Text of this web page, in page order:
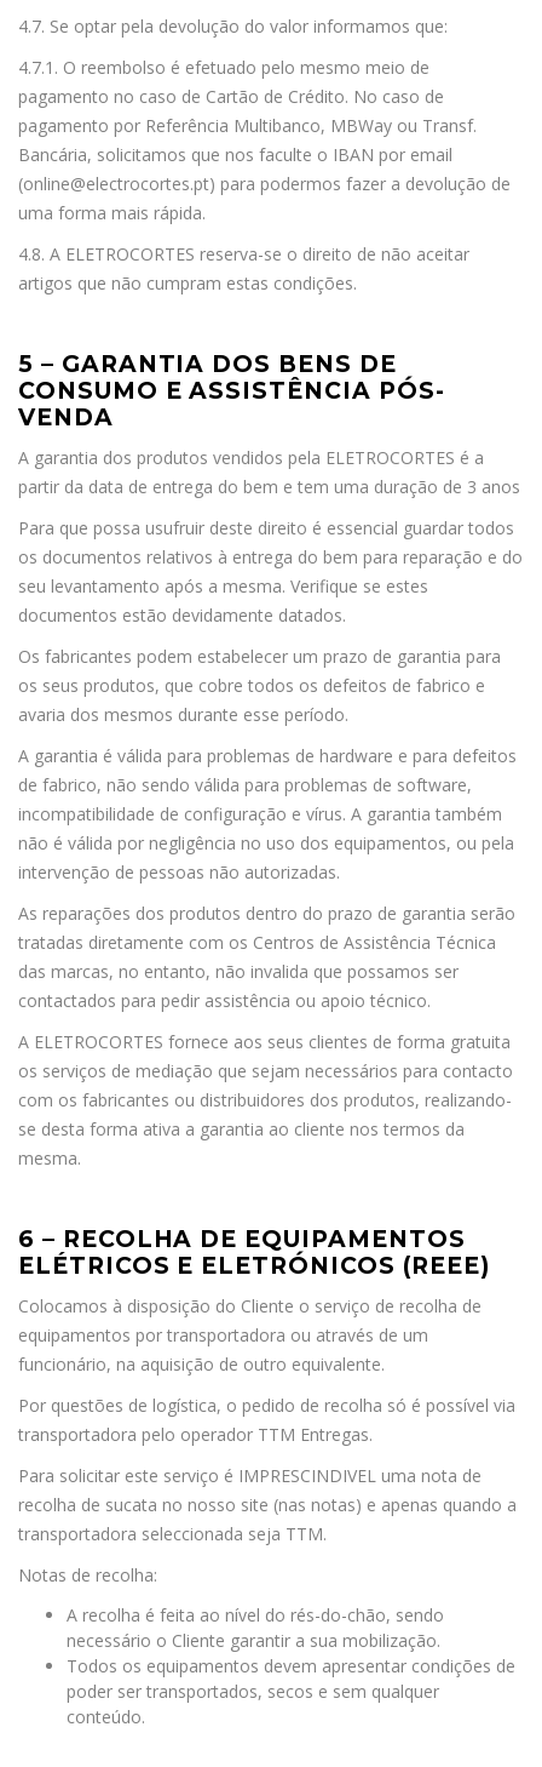
4.7. Se optar pela devolução do valor informamos que:
4.7.1. O reembolso é efetuado pelo mesmo meio de
pagamento no caso de Cartão de Crédito. No caso de
pagamento por Referência Multibanco, MBWay ou Transf.
Bancária, solicitamos que nos faculte o IBAN por email
(online@electrocortes.pt) para podermos fazer a devolução de
uma forma mais rápida.
4.8. A ELETROCORTES reserva-se o direito de não aceitar
artigos que não cumpram estas condições.
5 – GARANTIA DOS BENS DE
CONSUMO E ASSISTÊNCIA PÓS-
VENDA
A garantia dos produtos vendidos pela ELETROCORTES é a
partir da data de entrega do bem e tem uma duração de 3 anos
Para que possa usufruir deste direito é essencial guardar todos
os documentos relativos à entrega do bem para reparação e do
seu levantamento após a mesma. Verifique se estes
documentos estão devidamente datados.
Os fabricantes podem estabelecer um prazo de garantia para
os seus produtos, que cobre todos os defeitos de fabrico e
avaria dos mesmos durante esse período.
A garantia é válida para problemas de hardware e para defeitos
de fabrico, não sendo válida para problemas de software,
incompatibilidade de configuração e vírus. A garantia também
não é válida por negligência no uso dos equipamentos, ou pela
intervenção de pessoas não autorizadas.
As reparações dos produtos dentro do prazo de garantia serão
tratadas diretamente com os Centros de Assistência Técnica
das marcas, no entanto, não invalida que possamos ser
contactados para pedir assistência ou apoio técnico.
A ELETROCORTES fornece aos seus clientes de forma gratuita
os serviços de mediação que sejam necessários para contacto
com os fabricantes ou distribuidores dos produtos, realizando-
se desta forma ativa a garantia ao cliente nos termos da
mesma.
6 – RECOLHA DE EQUIPAMENTOS
ELÉTRICOS E ELETRÓNICOS (REEE)
Colocamos à disposição do Cliente o serviço de recolha de
equipamentos por transportadora ou através de um
funcionário, na aquisição de outro equivalente.
Por questões de logística, o pedido de recolha só é possível via
transportadora pelo operador TTM Entregas.
Para solicitar este serviço é IMPRESCINDIVEL uma nota de
recolha de sucata no nosso site (nas notas) e apenas quando a
transportadora seleccionada seja TTM.
Notas de recolha:
A recolha é feita ao nível do rés-do-chão, sendo
necessário o Cliente garantir a sua mobilização.
Todos os equipamentos devem apresentar condições de
poder ser transportados, secos e sem qualquer
conteúdo.